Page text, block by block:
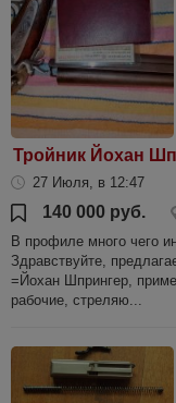
Тройник Йохан
27 Июля, в 12:47
140 000 руб.
В профиле много чего
Здравствуйте,
=Йохан Шпрингер,
рабочие, стреляю...